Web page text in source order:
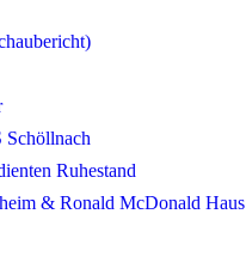
Schöllnach
Ruhestand
& Ronald McDonald Haus